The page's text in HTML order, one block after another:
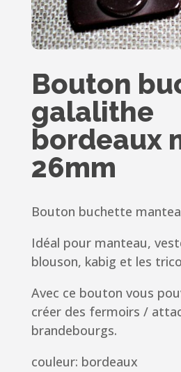
Bouton
galalithe
bordeaux
26mm
Bouton buchette
Idéal pour manteau,
blouson, kabig et les
Avec ce bouton vous
créer des fermoirs /
brandebourgs.
couleur: bordeaux